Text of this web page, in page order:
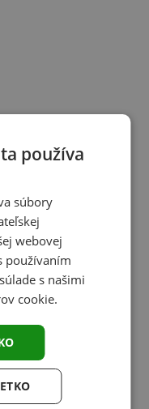
používa
súbory
webovej
používaním
s našimi
cookie.